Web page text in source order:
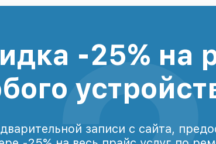
-25% на
записи с сайта,